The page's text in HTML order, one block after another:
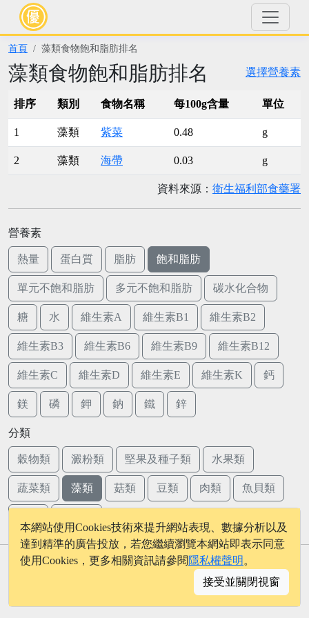
首頁 藻類食物飽和脂肪排名
選擇營養素
藻類食物飽和脂肪排名
排序 類別 食物名稱 每100g含量 單位
1 藻類 紫菜 0.48 g
2 藻類 海帶 0.03 g
資料來源： 衛生福利部食藥署
營養素
熱量 蛋白質 脂肪 飽和脂肪
單元不飽和脂肪 多元不飽和脂肪 碳水化合物
糖 水 維生素A 維生素B1 維生素B2
維生素B3 維生素B6 維生素B9 維生素B12
維生素C 維生素D 維生素E 維生素K 鈣
鎂 磷 鉀 鈉 鐵 鋅
分類
穀物類 澱粉類 堅果及種子類 水果類
蔬菜類 藻類 菇類 豆類 肉類 魚貝類
© 2026 - onelife.tw
│聯絡我們
本網站使用Cookies技術來提升網站表現、數據分析以及
達到精準的廣告投放，若您繼續瀏覽本網站即表示同意
使用Cookies，更多相關資訊請參閱 隱私權聲明 。
接受並關閉視窗